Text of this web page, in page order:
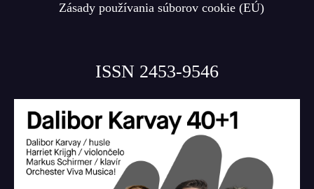
Zásady používania súborov cookie (EÚ)
ISSN 2453-9546